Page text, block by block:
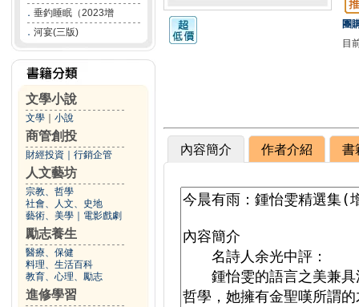
． 垂釣睡眠（2023增
． 河宴(三版)
文學小說
文學 小說
商管創投
財經投資 行銷企管
人文藝坊
宗教、哲學
社會、人文、史地
藝術、美學
電影戲劇
勵志養生
醫療、保健
料理、生活百科
教育、心理、勵志
進修學習
團
目
內容簡介 作者介紹 書